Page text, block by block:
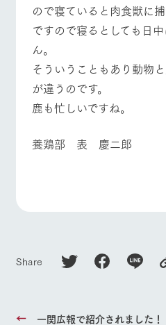
ので寝ていると肉食獣に
ですので寝るとしても日
ん。
そういうこともあり動物
が違うのです。
鹿も忙しいですね。
養鶏部 表 慶二郎
Share
一関広報で紹介されました！